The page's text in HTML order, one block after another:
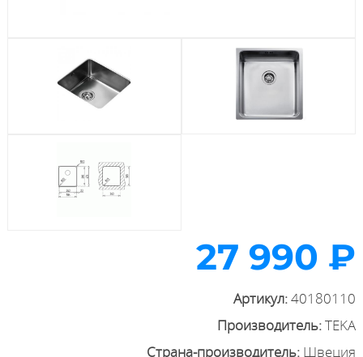
27 990 ₽
Артикул:40180110
Производитель:TEKA
Страна-производитель: Швеция